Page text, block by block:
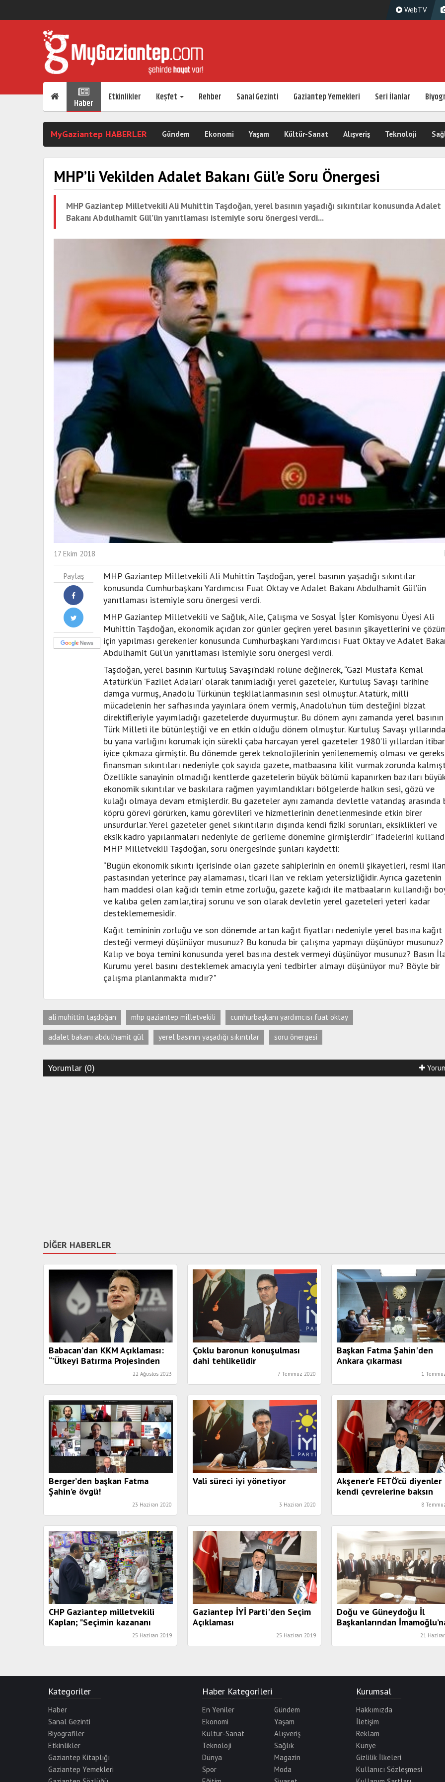
WebTV
Haber Etkinlikler Keşfet Rehber Sanal Gezinti Gaziantep Yemekleri Seri İlanlar
MyGaziantep HABERLER Gündem Ekonomi Yaşam Kültür-Sanat Alışveriş Teknoloji
MHP’li Vekilden Adalet Bakanı Gül’e Soru Önergesi
MHP Gaziantep Milletvekili Ali Muhittin Taşdoğan, yerel basının yaşadığı sıkıntılar konusunda Adalet
Bakanı Abdulhamit Gül’ün yanıtlaması istemiyle soru önergesi verdi...
17 Ekim 2018
Paylaş
MHP Gaziantep Milletvekili Ali Muhittin Taşdoğan, yerel basının yaşadığı sıkıntılar
konusunda Cumhurbaşkanı Yardımcısı Fuat Oktay ve Adalet Bakanı Abdulhamit Gül’ün
yanıtlaması istemiyle soru önergesi verdi.
MHP Gaziantep Milletvekili ve Sağlık, Aile, Çalışma ve Sosyal İşler Komisyonu Üyesi Ali
Muhittin Taşdoğan, ekonomik açıdan zor günler geçiren yerel basının şikayetlerini ve
için yapılması gerekenler konusunda Cumhurbaşkanı Yardımcısı Fuat Oktay ve Adalet
Abdulhamit Gül’ün yanıtlaması istemiyle soru önergesi verdi.
Taşdoğan, yerel basının Kurtuluş Savaşı’ndaki rolüne değinerek, “Gazi Mustafa Kemal
Atatürk’ün ’Fazilet Adaları’ olarak tanımladığı yerel gazeteler, Kurtuluş Savaşı tarihine
damga vurmuş, Anadolu Türkünün teşkilatlanmasının sesi olmuştur. Atatürk, milli
mücadelenin her safhasında yayınlara önem vermiş, Anadolu’nun tüm desteğini bizzat
direktifleriyle yayımladığı gazetelerde duyurmuştur. Bu dönem aynı zamanda yerel basının
Türk Milleti ile bütünleştiği ve en etkin olduğu dönem olmuştur. Kurtuluş Savaşı
bu yana varlığını korumak için sürekli çaba harcayan yerel gazeteler 1980’li yıllardan
iyice çıkmaza girmiştir. Bu dönemde gerek teknolojilerinin yenilenememiş olması ve
finansman sıkıntıları nedeniyle çok sayıda gazete, matbaasına kilit vurmak zorunda
Özellikle sanayinin olmadığı kentlerde gazetelerin büyük bölümü kapanırken bazıları büyük
ekonomik sıkıntılar ve baskılara rağmen yayımlandıkları bölgelerde halkın sesi, gözü ve
kulağı olmaya devam etmişlerdir. Bu gazeteler aynı zamanda devletle vatandaş arasında
köprü görevi görürken, kamu görevlileri ve hizmetlerinin denetlenmesinde etkin birer
unsurdurlar. Yerel gazeteler genel sıkıntıların dışında kendi fiziki sorunları, eksiklikleri ve
eksik kadro yapılanmaları nedeniyle de gerileme dönemine girmişlerdir” ifadelerini
MHP Milletvekili Taşdoğan, soru önergesinde şunları kaydetti:
“Bugün ekonomik sıkıntı içerisinde olan gazete sahiplerinin en önemli şikayetleri, resmi ilan
pastasından yeterince pay alamaması, ticari ilan ve reklam yetersizliğidir. Ayrıca gazetenin
ham maddesi olan kağıdı temin etme zorluğu, gazete kağıdı ile matbaaların kullandığı
ve kalıba gelen zamlar,tiraj sorunu ve son olarak devletin yerel gazeteleri yeteri kadar
desteklememesidir.
Kağıt temininin zorluğu ve son dönemde artan kağıt fiyatları nedeniyle yerel basına kağıt
desteği vermeyi düşünüyor musunuz? Bu konuda bir çalışma yapmayı düşünüyor musunuz?
Kalıp ve boya temini konusunda yerel basına destek vermeyi düşünüyor musunuz? Basın
Kurumu yerel basını desteklemek amacıyla yeni tedbirler almayı düşünüyor mu? Böyle bir
çalışma planlanmakta mıdır?"
ali muhittin taşdoğan mhp gaziantep milletvekili cumhurbaşkanı yardımcısı fuat oktay
adalet bakanı abdulhamit gül yerel basının yaşadığı sıkıntılar soru önergesi
Yorumlar (0)
DİĞER HABERLER
Babacan’dan KKM Açıklaması:
“’Ülkeyi Batırma Projesinden
Çıkma Çabası Olumlu. Ancak
Sayın Erdoğan’da bu İradeyi
22 Ağustos 2023
Çoklu baronun konuşulması
dahi tehlikelidir
7 Temmuz 2020
Başkan Fatma Şahin'den
Ankara çıkarması
1
Berger’den başkan Fatma
Şahin’e övgü!
23 Haziran 2020
Vali süreci iyi yönetiyor
3 Haziran 2020
Akşener’e FETÖ’cü diyenler
kendi çevrelerine baksın
8
CHP Gaziantep milletvekili
Kaplan; "Seçimin kazananı
25 Haziran 2019
Gaziantep İYİ Parti'den Seçim
Açıklaması
25 Haziran 2019
Doğu ve Güneydoğu İl
Başkanlarından
21
Kategoriler
Haber
Sanal Gezinti
Biyografiler
Etkinlikler
Gaziantep Kitaplığı
Gaziantep Yemekleri
Haber Kategorileri
En Yeniler
Gündem
Ekonomi
Yaşam
Kültür-Sanat
Alışveriş
Teknoloji
Sağlık
Dünya
Magazin
Spor
Moda
Kurumsal
Hakkımızda
İletişim
Reklam
Künye
Gizlilik İlkeleri
Kullanıcı Sözleşmesi